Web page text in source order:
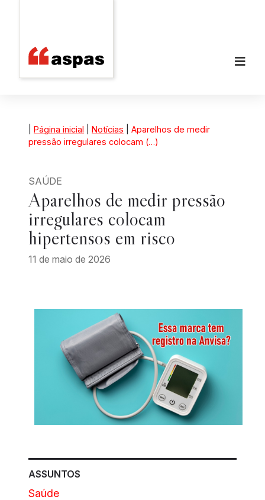
Página inicial Notícias
Aparelhos de medir
pressão irregulares colocam (…)
SAÚDE
Aparelhos de medir pressão
irregulares colocam
hipertensos em risco
11 de maio de 2026
ASSUNTOS
Saúde